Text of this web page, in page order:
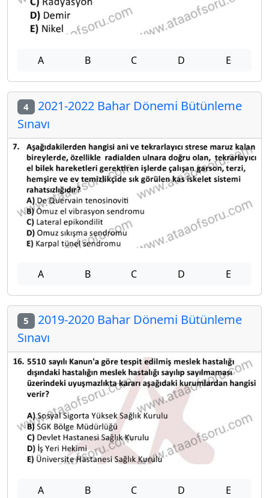
A B C D E
4 2021-2022 Bahar Dönemi Bütünleme
Sınavı
A B C D E
5 2019-2020 Bahar Dönemi Bütünleme
Sınavı
A B C D E